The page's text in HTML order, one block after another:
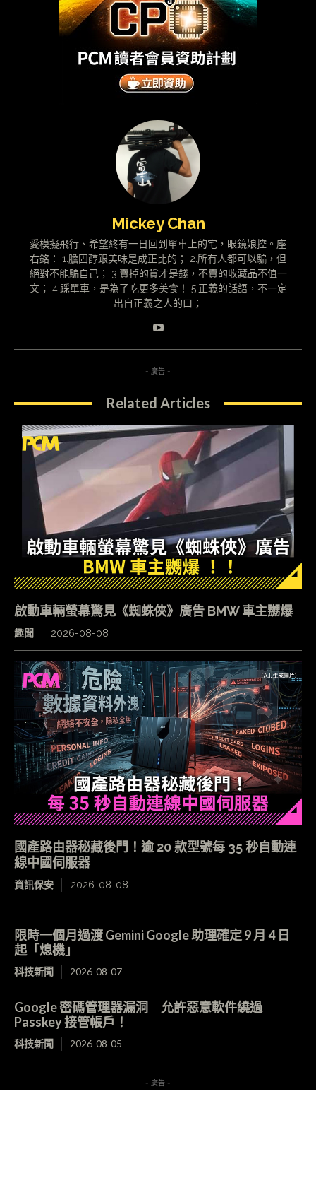
Mickey Chan
愛模擬飛行、希望終有一日回到單車上的宅，眼鏡娘控。座
右銘： 1.膽固醇跟美味是成正比的； 2.所有人都可以騙，但
絕對不能騙自己； 3.賣掉的貨才是錢，不賣的收藏品不值一
文； 4.踩單車，是為了吃更多美食！ 5.正義的話語，不一定
出自正義之人的口；
- 廣告 -
Related Articles
啟動車輛螢幕驚見《蜘蛛俠》廣告 BMW 車主嬲爆
趣聞 2026-08-08
國產路由器秘藏後門！逾 20 款型號每 35 秒自動連
線中國伺服器
資訊保安 2026-08-08
限時一個月過渡 Gemini Google 助理確定 9 月 4 日
起「熄機」
科技新聞 2026-08-07
Google 密碼管理器漏洞 允許惡意軟件繞過
Passkey 接管帳戶！
科技新聞 2026-08-05
- 廣告 -